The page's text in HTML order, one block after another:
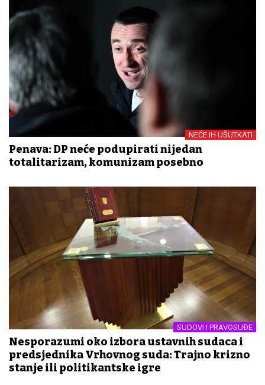
NEĆE IH UŠUTKATI
Penava: DP neće podupirati nijedan
totalitarizam, komunizam posebno
SUDOVI I PRAVOSUĐE
Nesporazumi oko izbora ustavnih sudaca i
predsjednika Vrhovnog suda: Trajno krizno
stanje ili politikantske igre